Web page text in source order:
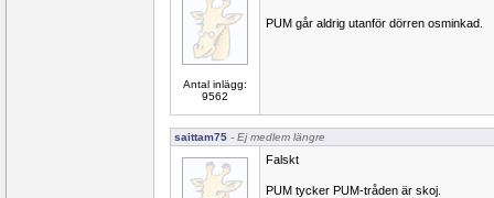
Antal inlägg:
9562
PUM går aldrig utanför dörren osminkad.
saittam75 - Ej medlem längre
Falskt
PUM tycker PUM-tråden är skoj.